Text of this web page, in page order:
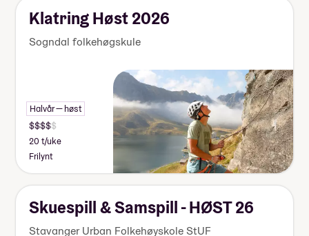
Klatring Høst 2026
Sogndal folkehøgskule
Halvår — høst
20 t/uke
Frilynt
Skuespill & Samspill - HØST 26
Stavanger Urban Folkehøyskole StUF